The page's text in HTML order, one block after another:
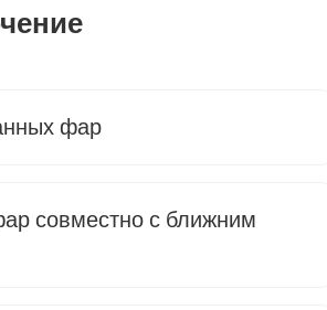
фар
совместно с ближним